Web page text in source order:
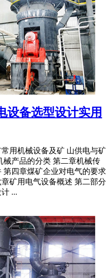
设备选型设计实用
用机械设备及矿 山供电与矿
械产品的分类 第二章机械传
第四章煤矿企业对电气的要求
矿用电气设备概述 第二部分
...